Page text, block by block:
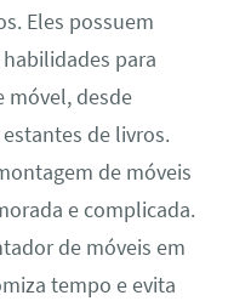
Eles possuem
para
móvel, desde
de livros.
de móveis
e complicada.
de móveis em
tempo e evita